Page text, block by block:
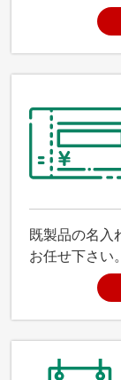
既製品の名入
お任せ下さい。